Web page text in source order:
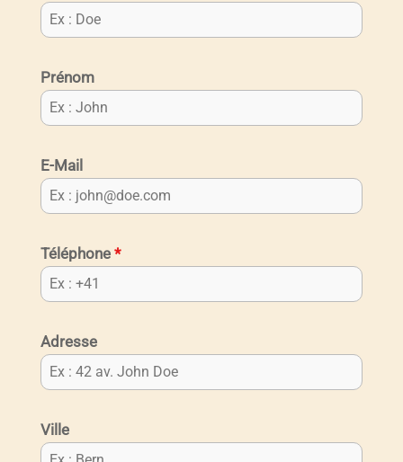
Prénom
E-Mail
Téléphone *
Adresse
Ville